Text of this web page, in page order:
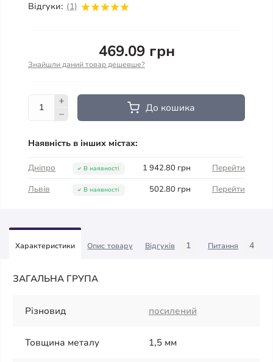
Відгуки: (1)
469.09 грн
Знайшли даний товар дешевше?
До кошика
Наявність в інших містах:
Дніпро В наявності 1 942.80 грн
Перейти
Львів
В наявності 502.80 грн Перейти
Характеристики Опис товару Відгуків 1 Питання 4
ЗАГАЛЬНА ГРУПА
Різновид посилений
Товщина металу 1,5 мм